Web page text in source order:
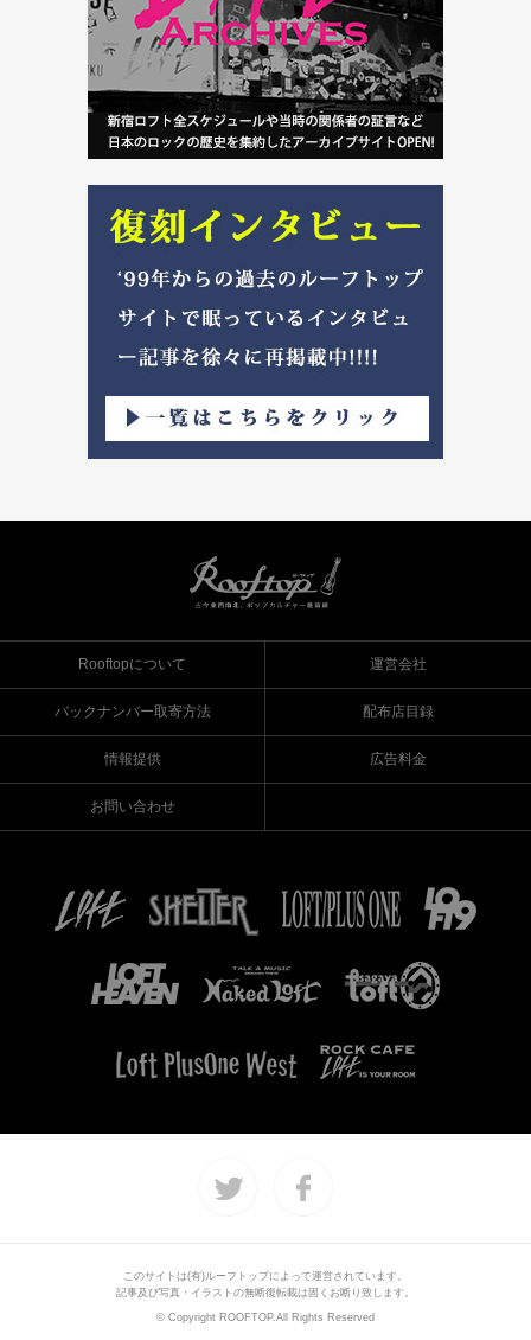
Rooftopについて 運営会社
バックナンバー取寄方法 配布店目録
情報提供 広告料金
お問い合わせ
このサイトは(有)ルーフトップによって運営されています。
記事及び写真・イラストの無断復転載は固くお断り致します。
© Copyright ROOFTOP.All Rights Reserved